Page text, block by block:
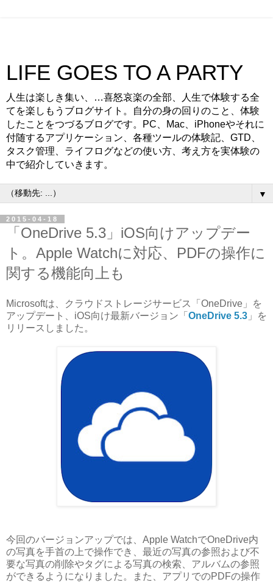
LIFE GOES TO A PARTY
人生は楽しき集い、…喜怒哀楽の全部、人生で体験する全
てを楽しもうブログサイト。自分の身の回りのこと、体験
したことをつづるブログです。PC、Mac、iPhoneやそれに
付随するアプリケーション、各種ツールの体験記、GTD、
タスク管理、ライフログなどの使い方、考え方を実体験の
中で紹介していきます。
▼
2015-04-18
「OneDrive 5.3」iOS向けアップデー
ト。Apple Watchに対応、PDFの操作に
関する機能向上も
Microsoftは、クラウドストレージサービス「OneDrive」を
アップデート、iOS向け最新バージョン「 OneDrive 5.3 」を
リリースしました。
今回のバージョンアップでは、Apple WatchでOneDrive内
の写真を手首の上で操作でき、最近の写真の参照および不
要な写真の削除やタグによる写真の検索、アルバムの参照
ができるようになりました。また、アプリでのPDFの操作